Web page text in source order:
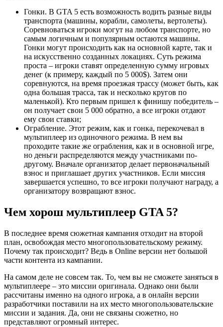
Гонки. В GTA 5 есть возможность водить разные виды
транспорта (машины, корабли, самолеты, вертолеты).
Соревноваться игроки могут на любом транспорте, но
самым логичным и популярным остаются машины.
Гонки могут происходить как на основной карте, так и
на искусственно созданных локациях. Суть режима
проста – игроки ставят определенную сумму игровых
денег (к примеру, каждый по 5 000$). Затем они
соревнуются, на время проезжая трассу (может быть, как
одна большая трасса, так и несколько кругов по
маленькой). Кто первым пришел к финишу победитель –
он получает свои 5 000 обратно, а все игроки отдают
ему свои ставки;
Ограбление. Этот режим, как и гонка, перекочевал в
мультиплеер из одиночного режима. В нем вы
проходите такие же ограбления, как и в основной игре,
но деньги распределяются между участниками по-
другому. Вначале организатор делает первоначальный
взнос и приглашает других участников. Если миссия
завершается успешно, то все игроки получают награду, а
организатору возвращают взнос.
Чем хорош мультиплеер GTA 5?
В последнее время сюжетная кампания отходит на второй
план, освобождая место многопользовательскому режиму.
Почему так происходит? Ведь в Online версии нет большой
части контента из кампании.
На самом деле не совсем так. То, чем вы не сможете заняться в
мультиплеере – это миссии оригинала. Однако они были
рассчитаны именно на одного игрока, а в онлайн версии
разработчики поставили на их место многопользовательские
миссии и задания. Да, они не связаны сюжетно, но
представляют огромный интерес.